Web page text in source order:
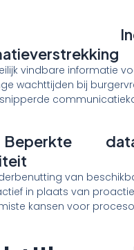
vindbare informatie
wachttijden bij
data-
van
in plaats van
kansen voor